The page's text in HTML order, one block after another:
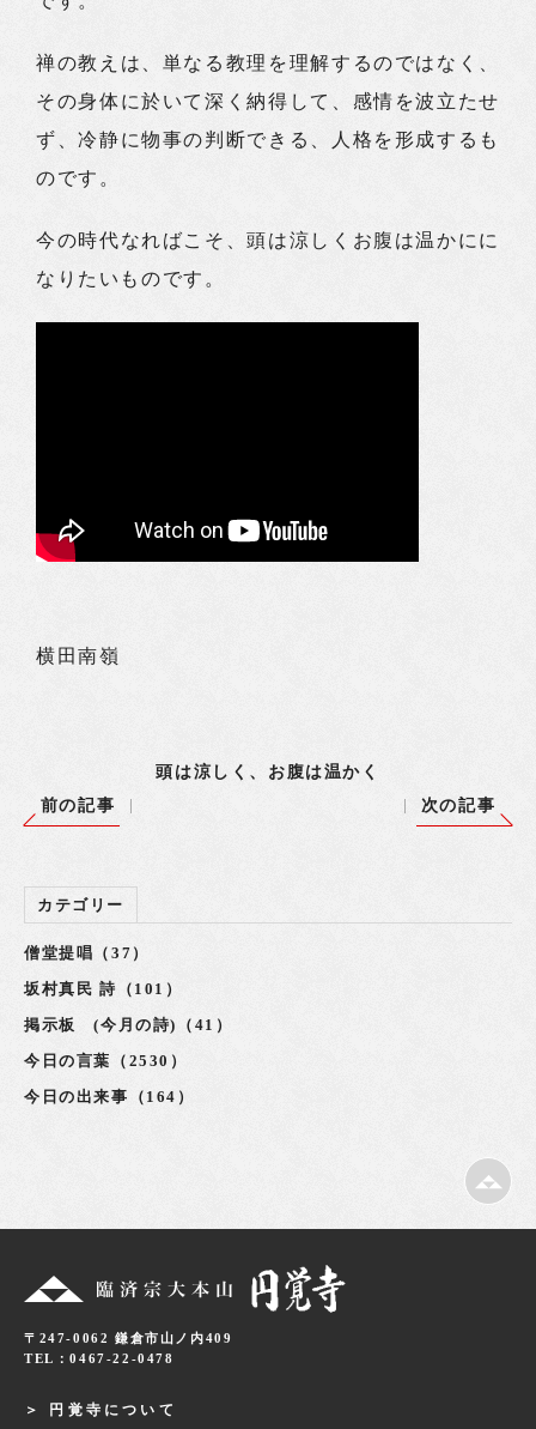
禅の教えは、単なる教理を理解するのではなく、
その身体に於いて深く納得して、感情を波立たせ
ず、冷静に物事の判断できる、人格を形成するも
のです。
今の時代なればこそ、頭は涼しくお腹は温かにに
なりたいものです。
横田南嶺
頭は涼しく、お腹は温かく
前の記事
次の記事
カテゴリー
僧堂提唱（37）
坂村真民 詩（101）
掲示板 (今月の詩)（41）
今日の言葉（2530）
今日の出来事（164）
〒247-0062 鎌倉市山ノ内409
TEL：0467-22-0478
円覚寺について